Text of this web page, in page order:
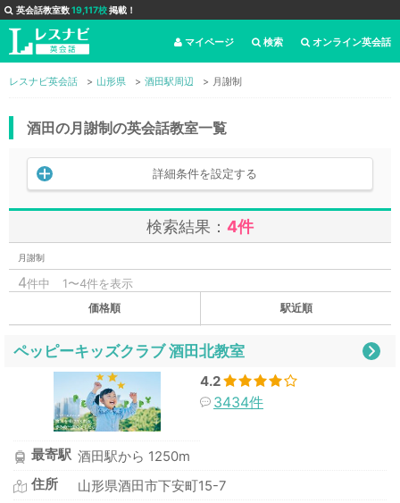
英会話教室数19,117校掲載！
オンライン英会話
検索
マイページ
レスナビ英会話 山形県 酒田駅周辺 月謝制
酒田の月謝制の英会話教室一覧
詳細条件を設定する
検索結果： 4件
月謝制
4件中 1〜4件を表示
価格順 駅近順
ペッピーキッズクラブ 酒田北教室
4.2
3434件
最寄駅 酒田駅から 1250m
住所
山形県酒田市下安町15-7